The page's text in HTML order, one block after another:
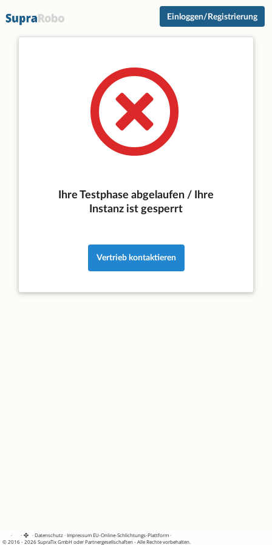
Einloggen/Registrierung
Ihre Testphase abgelaufen / Ihre
Instanz ist gesperrt
Vertrieb kontaktieren
· · ·Datenschutz·Impressum EU-Online-Schlichtungs-Plattform·
© 2016 - 2026 SupraTix GmbH oder Partnergesellschaften - Alle Rechte vorbehalten.